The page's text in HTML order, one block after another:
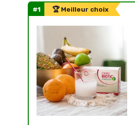
#1 🏆 Meilleur choix